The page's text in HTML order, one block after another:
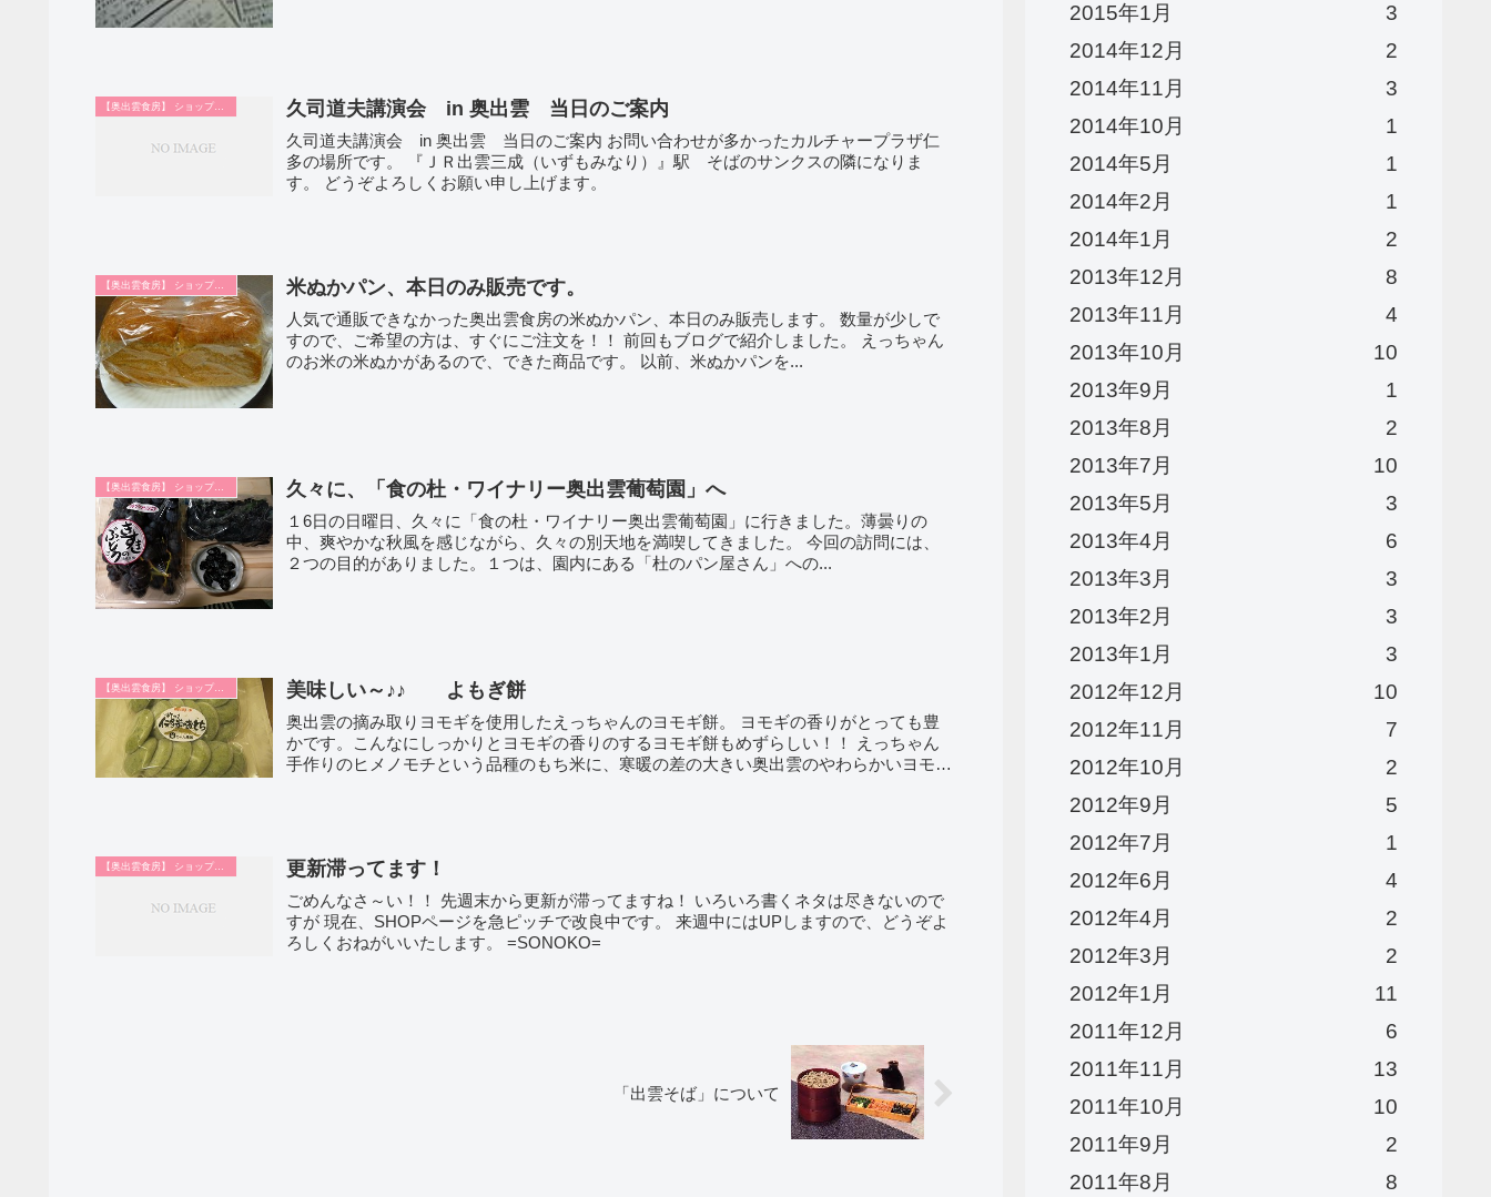
【奥出雲食房】 ショップ日記 久司道夫講演会 in 奥出雲 当日のご案内
久司道夫講演会 in 奥出雲 当日のご案内 お問い合わせが多かったカルチャープラザ仁
多の場所です。 『ＪＲ出雲三成（いずもみなり）』駅 そばのサンクスの隣になりま
す。 どうぞよろしくお願い申し上げます。
米ぬかパン、本日のみ販売です。
人気で通販できなかった奥出雲食房の米ぬかパン、本日のみ販売します。 数量が少しで
すので、ご希望の方は、すぐにご注文を！！ 前回もブログで紹介しました。 えっちゃん
のお米の米ぬかがあるので、できた商品です。 以前、米ぬかパンを...
久々に、「食の杜・ワイナリー奥出雲葡萄園」へ
１6日の日曜日、久々に「食の杜・ワイナリー奥出雲葡萄園」に行きました。薄曇りの
中、爽やかな秋風を感じながら、久々の別天地を満喫してきました。 今回の訪問には、
２つの目的がありました。１つは、園内にある「杜のパン屋さん」への...
【奥出雲食房】 ショップ日記 美味しい～♪♪ よもぎ餅
奥出雲の摘み取りヨモギを使用したえっちゃんのヨモギ餅。 ヨモギの香りがとっても豊
かです。こんなにしっかりとヨモギの香りのするヨモギ餅もめずらしい！！ えっちゃん
手作りのヒメノモチという品種のもち米に、寒暖の差の大きい奥出雲のやわらかいヨモ
【奥出雲食房】 ショップ日記 更新滞ってます！
ごめんなさ～い！！ 先週末から更新が滞ってますね！ いろいろ書くネタは尽きないので
すが 現在、SHOPページを急ピッチで改良中です。 来週中にはUPしますので、どうぞよ
ろしくおねがいいたします。 =SONOKO=
「出雲そば」について
2015年1月
3
2014年12月
2
2014年11月
3
2014年10月
1
2014年5月
1
2014年2月
1
2014年1月
2
2013年12月
8
2013年11月
4
2013年10月
10
2013年9月
1
2013年8月
2
2013年7月
10
2013年5月
3
2013年4月
6
2013年3月
3
2013年2月
3
2013年1月
3
2012年12月
10
2012年11月
7
2012年10月
2
2012年9月
5
2012年7月
1
2012年6月
4
2012年4月
2
2012年3月
2
2012年1月
11
2011年12月
6
2011年11月
13
2011年10月
10
2011年9月
2
2011年8月
8